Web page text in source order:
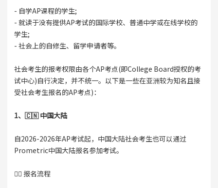
- 自学AP课程的学生;
- 就读于没有提供AP考试的国际学校、普通中学或在线学校的
学生;
- 社会上的自修生、留学申请者等。
社会考生的报考权限由各个AP考点(即College Board授权的考
试中心)自行决定，并不统一。以下是一些在亚洲较为知名且接
受社会考生报名的AP考点)：
1、🇨🇳 中国大陆
自2026-2026年AP考试起，中国大陆社会考生也可以通过
Prometric中国大陆报名参加考试。
👉🏻 报名流程